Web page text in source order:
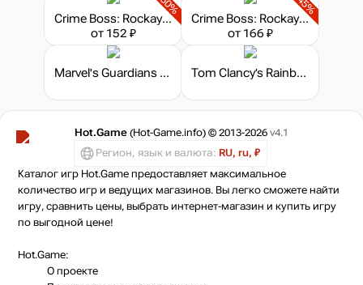
Crime Boss: Rockay City - Cagnali's Order
от 152 ₽
Crime Boss: Rockay City - Dragon's Gold Cup
от 166 ₽
Marvel's Guardians of the Galaxy - Cosmic Deluxe Edition Tom Clancy’s Rainbow Six: Extraction - Limited Edition
Hot.Game (Hot-Game.info) © 2013-2026 v4.1
Регион, язык и валюта: RU, ru, ₽
Каталог игр Hot.Game предоставляет максимальное
количество игр и ведущих магазинов. Вы легко сможете найти
игру, сравнить цены, выбрать интернет-магазин и купить игру
по выгодной цене!
Hot.Game:
О проекте